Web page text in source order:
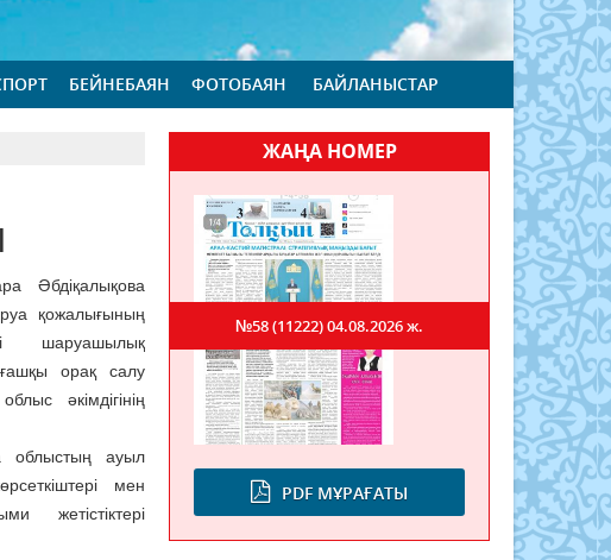
БЕЙНЕБАЯН ФОТОБАЯН БАЙЛАНЫСТАР
Әбдіқалықова
қожалығының
шаруашылық
орақ салу
әкімдігінің
облыстың ауыл
мен
ЖАҢА НОМЕР
PDF МҰРАҒАТЫ
№58 (11222)04.08.2026 ж.